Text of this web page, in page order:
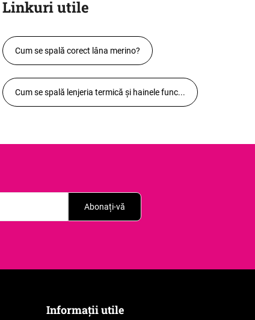
Linkuri utile
Cum se spală corect lâna merino?
Cum se spală lenjeria termică și hainele func...
Abonați-vă
Informații utile